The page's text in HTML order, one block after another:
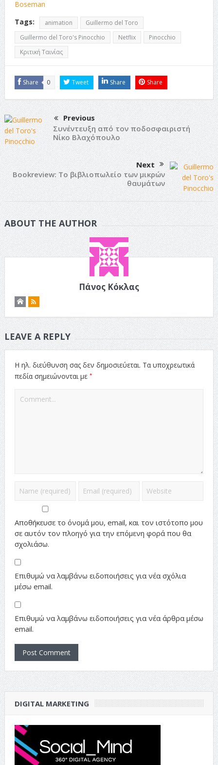
Boseman
Tags:
animation
Guillermo del Toro
Guillermo del Toro's Pinocchio
Netflix
Pinocchio
Κριτική Ταινίας
Share 0 Tweet Share Share
Previous
Συνέντευξη από τον ποδοσφαιριστή
Νίκο Βλαχόπουλο
Next
Bookreview: Το βιβλιοπωλείο των μικρών
θαυμάτων
ABOUT THE AUTHOR
Πάνος Κόκλας
LEAVE A REPLY
Η ηλ. διεύθυνση σας δεν δημοσιεύεται. Τα υποχρεωτικά
πεδία σημειώνονται με *
Αποθήκευσε το όνομά μου, email, και τον ιστότοπο μου
σε αυτόν τον πλοηγό για την επόμενη φορά που θα
σχολιάσω.
Επιθυμώ να λαμβάνω ειδοποιήσεις για νέα σχόλια
μέσω email.
Επιθυμώ να λαμβάνω ειδοποιήσεις για νέα άρθρα μέσω
email.
DIGITAL MARKETING